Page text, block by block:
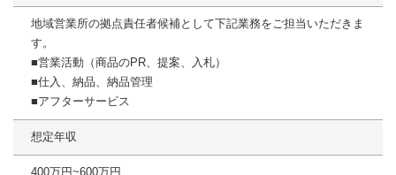
地域営業所の拠点責任者候補として下記業務をご担当いただきま
す。
■営業活動（商品のPR、提案、入札）
■仕入、納品、納品管理
■アフターサービス
想定年収
400万円~600万円